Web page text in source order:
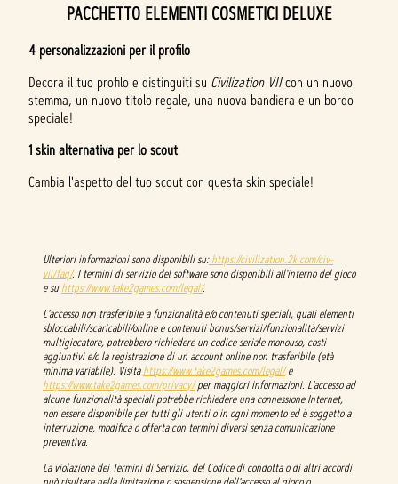
PACCHETTO ELEMENTI COSMETICI DELUXE
4 personalizzazioni per il profilo
Decora il tuo profilo e distinguiti su Civilization VIIcon un nuovo
stemma, un nuovo titolo regale, una nuova bandiera e un bordo
speciale!
1 skin alternativa per lo scout
Cambia l'aspetto del tuo scout con questa skin speciale!
Ulteriori informazioni sono disponibili su:https://civilization.2k.com/civ-
vii/faq/. I termini di servizio del software sono disponibili all'interno del gioco
e suhttps://www.take2games.com/legal/.
L'accesso non trasferibile a funzionalità e/o contenuti speciali, quali elementi
sbloccabili/scaricabili/online e contenuti bonus/servizi/funzionalità/servizi
multigiocatore, potrebbero richiedere un codice seriale monouso, costi
aggiuntivi e/o la registrazione di un account online non trasferibile (età
minima variabile). Visitahttps://www.take2games.com/legal/e
https://www.take2games.com/privacy/per maggiori informazioni. L'accesso ad
alcune funzionalità speciali potrebbe richiedere una connessione Internet,
non essere disponibile per tutti gli utenti o in ogni momento ed è soggetto a
interruzione, modifica o offerta con termini diversi senza comunicazione
preventiva.
La violazione dei Termini di Servizio, del Codice di condotta o di altri accordi